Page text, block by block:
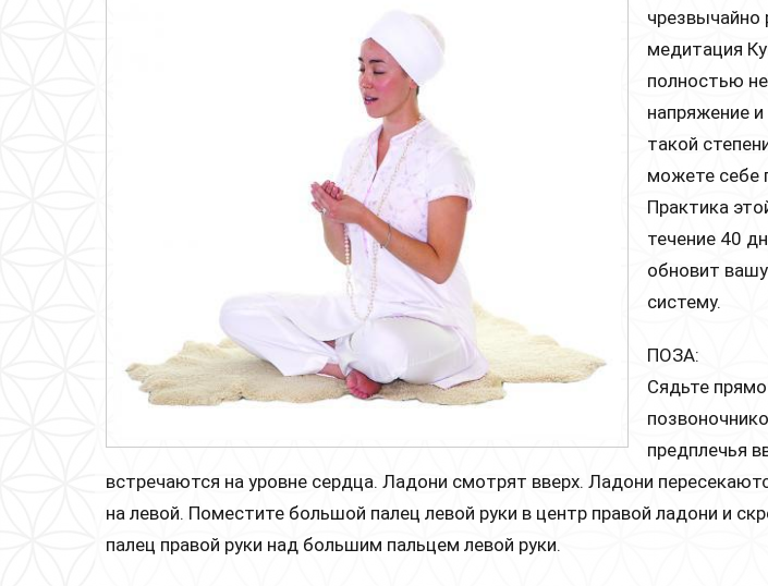
медитация
полностью
напряжение
такой
можете себе
Практика
течение 40
обновит
систему.
ПОЗА:
Сядьте
предплечья
встречаются на уровне сердца. Ладони смотрят вверх. Ладони
на левой. Поместите большой палец левой руки в центр правой ладони и
палец правой руки над большим пальцем левой руки.